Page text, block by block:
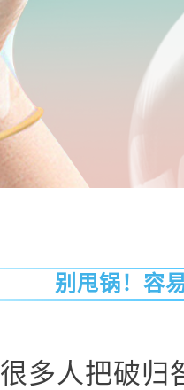
别甩锅！容
很多人把破归